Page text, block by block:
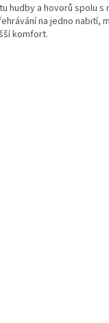
hudby a hovorů spolu s
na jedno nabití,
komfort.